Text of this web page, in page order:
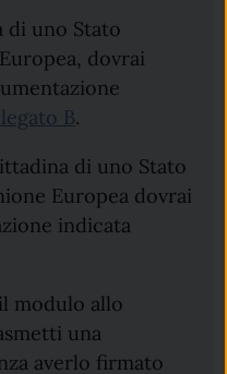
uno Stato
dovrai
B.
di uno Stato
Europea dovrai
indicata
modulo allo
una
averlo firmato